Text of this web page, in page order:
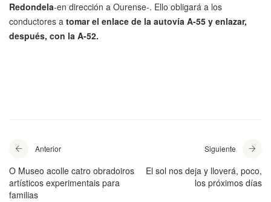
Redondela-en dirección a Ourense-. Ello obligará a los
conductores a tomar el enlace de la autovía A-55 y enlazar,
después, con la A-52.
Anterior
O Museo acolle catro obradoiros
artísticos experimentais para
familias
Siguiente
El sol nos deja y lloverá, poco,
los próximos días